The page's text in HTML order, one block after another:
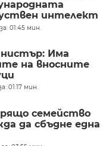
интелект
01:45 мин.
Има
на вносните
01:17 мин.
семейство
да сбъдне една